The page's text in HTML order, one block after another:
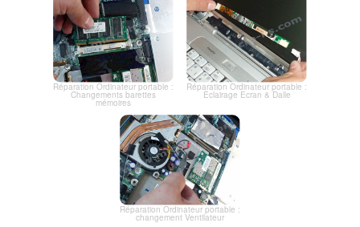
Réparation Ordinateur portable :
Changements barettes
mémoires
Réparation Ordinateur portable :
Eclairage Ecran & Dalle
Réparation Ordinateur portable :
changement Ventilateur